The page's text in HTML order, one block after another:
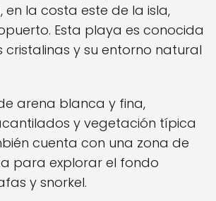
en la costa este de la isla,
Esta playa es conocida
cristalinas y su entorno natural
arena blanca y fina,
y vegetación típica
cuenta con una zona de
para explorar el fondo
y snorkel.